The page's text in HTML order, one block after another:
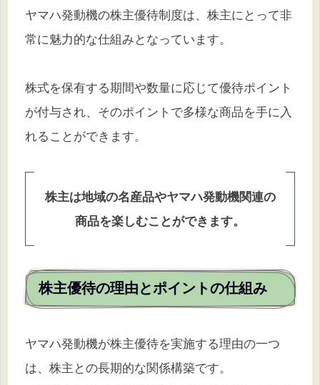
ヤマハ発動機の株主優待制度は、株主にとって非
常に魅力的な仕組みとなっています。
株式を保有する期間や数量に応じて優待ポイント
が付与され、そのポイントで多様な商品を手に入
れることができます。
株主は地域の名産品やヤマハ発動機関連の
商品を楽しむことができます。
株主優待の理由とポイントの仕組み
ヤマハ発動機が株主優待を実施する理由の一つ
は、株主との長期的な関係構築です。